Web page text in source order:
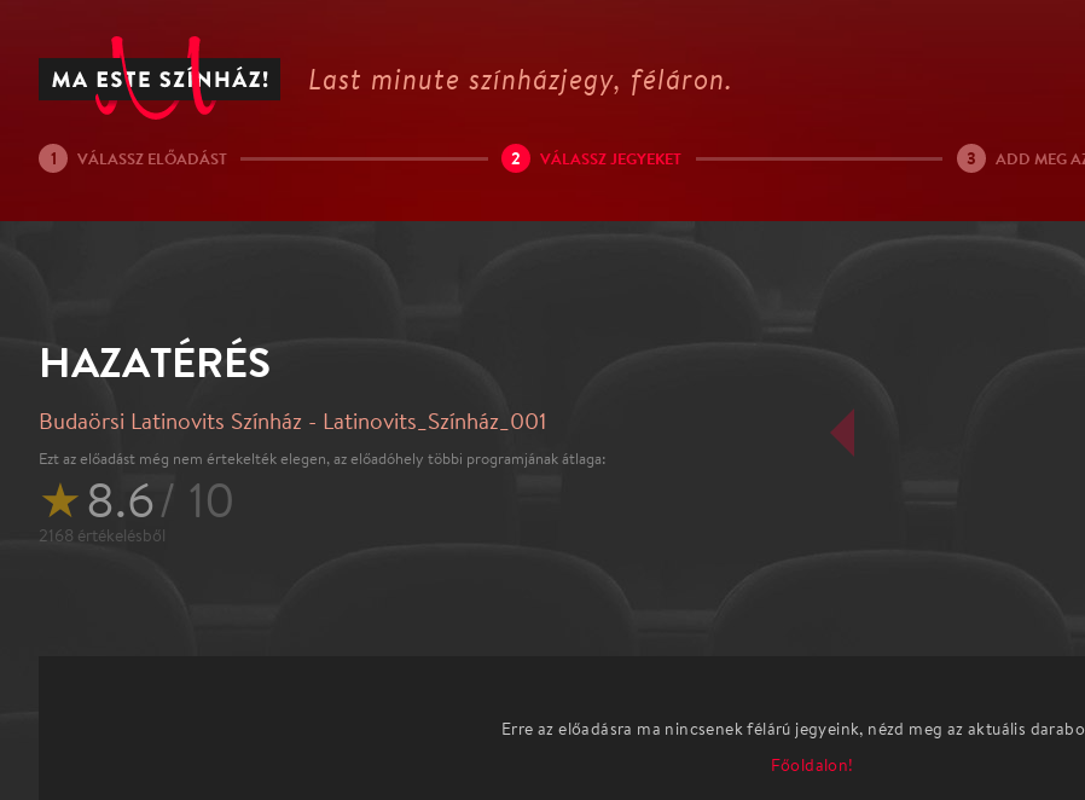
Last minute színházjegy, féláron.
1 VÁLASSZ ELŐADÁST 2 VÁLASSZ JEGYEKET 3 ADD MEG
HAZATÉRÉS
Budaörsi Latinovits Színház - Latinovits_Színház_001
Ezt az előadást még nem értekelték elegen, az előadóhely többi programjának átlaga:
★8.6/ 10
2168 értékelésből
Erre az előadásra ma nincsenek félárú jegyeink, nézd meg az aktuális
Főoldalon!